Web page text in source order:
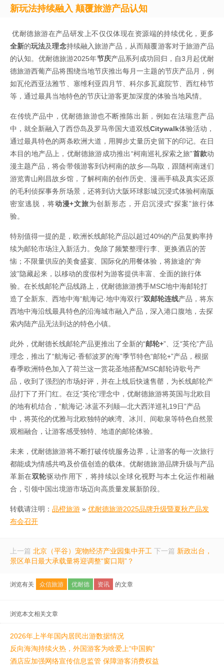
新玩法持续融入 颠覆旅游产品认知
优耐德旅游在产品研发上不仅仅体现在资源端的持续优化，更多
全新的玩法及理念持续融入旅游产品，从而颠覆游客对于旅游产品
的认知。优耐德旅游2025年节庆产品系列成功回归，自3月起优耐
德旅游西葡产品将围绕当地节庆推出每月一主题的节庆产品月，例
如瓦伦西亚法雅节、塞维利亚四月节、科尔多瓦庭院节、西红柿节
等，通过最具当地特色的节庆让游客更加深度的体验当地风情。
在传统产品中，优耐德旅游也不断推陈出新，例如在法瑞意产品
中，就全新融入了西岱岛及罗马帝国大道双线Citywalk体验活动，
通过最具特色的两条欧洲大道，用脚步丈量历史留下的印记。在日
本目的地产品上，优耐德旅游成功推出“柯南巡礼探索之旅”首款动
漫主题产品，将会带领游客到访柯南的故乡—鸟取，跟随柯南迷们
游览青山刚昌故乡馆，了解柯南的创作历史、漫画手稿及真实还原
的毛利侦探事务所场景，还将到访大阪环球影城沉浸式体验柯南版
密室逃脱，将动漫+文旅为创新形态，开启沉浸式“探案”旅行体
验。
特别值得一提的是，欧洲长线邮轮产品以超过40%的产品复购率持
续为邮轮市场注入新活力。免除了频繁整理行李、更换酒店的苦
恼；不限量供应的美食盛宴、国际化的用餐体验，将旅途的“奔
波”隐藏起来，以移动的度假村为游客提供丰富、全面的旅行体
验。在长线邮轮产品线路上，优耐德旅游携手MSC地中海邮轮打
造了全新东、西地中海“航海记·地中海双行”双邮轮连线产品，将东
西地中海沿线最具特色的沿海城市融入产品，深入港口腹地，去探
索内陆产品无法到达的特色小镇。
此外，优耐德长线邮轮产品更推出了全新的“邮轮+”、泛“英伦”产品
理念，推出了“航海记·香郁波罗的海”季节特色“邮轮+”产品，根据
春季欧洲特色加入了荷兰这一赏花圣地搭配MSC邮轮诗歌号产
品，收到了强烈的市场好评，并在上线后快速售罄，为长线邮轮产
品打下了开门红。在泛“英伦”理念中，优耐德旅游将英国与北欧目
的地有机结合，“航海记·冰蓝不列颠—北大西洋巡礼19日”产品
中，将英伦的优雅与北欧独特的峡湾、冰川、间歇泉等特色自然景
观相融合，让游客感受独特、地道的邮轮体验。
未来，优耐德旅游将不断打破传统服务边界，让游客的每一次旅行
都能成为情感共鸣及价值创造的载体。优耐德旅游品牌升级与产品
革新在双轮驱动作用下，将持续以全球化视野与本土化运作相融
合，引领中国出境游市场迈向高质量发展新阶段。
转载请注明： 品橙旅游 » 优耐德旅游2025品牌升级暨夏秋产品发
布会召开
上一篇 北京（平谷）宠物经济产业园集中开工 下一篇 新政出台，
景区单日最大承载量将迎调整“窗口期”？
浏览有关 众信旅游 优耐德 资讯 的文章
浏览本文相关文章
2026年上半年国内居民出游数据情况
反向海淘持续火热，外国游客为啥爱上“中国购”
酒店应加强网络宣传信息监管 保障游客消费权益